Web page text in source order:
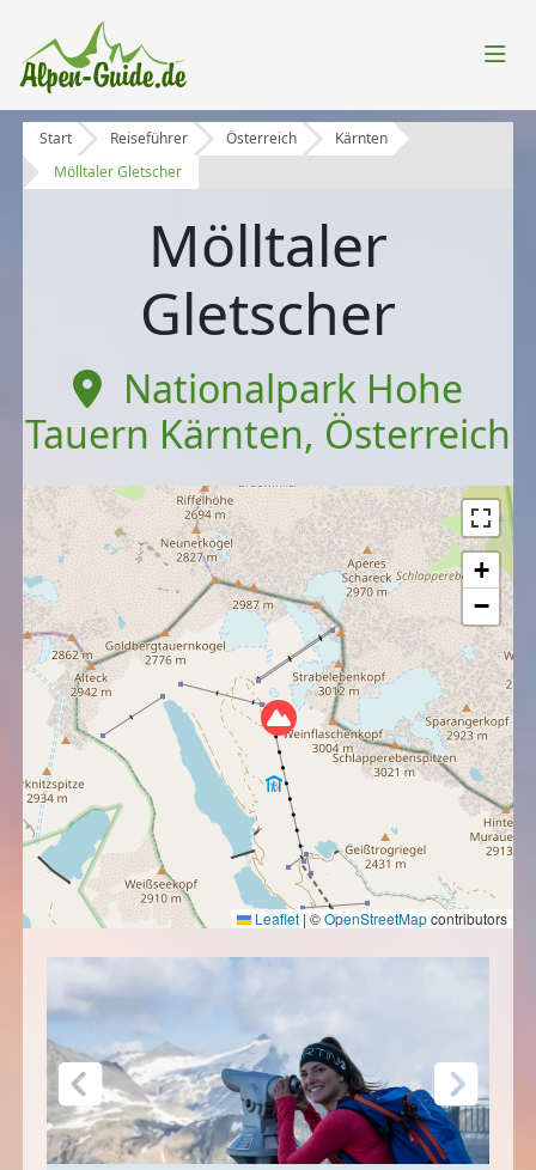
Start Reiseführer Österreich
Kärnten
Mölltaler Gletscher
Mölltaler
Gletscher
Nationalpark Hohe
Tauern Kärnten, Österreich
+
−
Leaflet | ©OpenStreetMapcontributors